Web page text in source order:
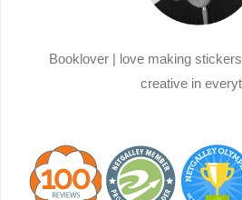
Booklover | love making stickers
creative in